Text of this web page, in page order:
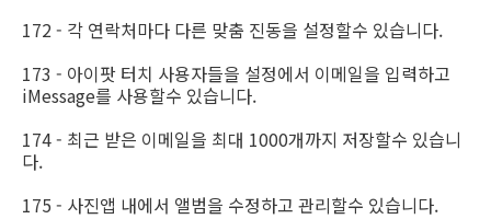
172 - 각 연락처마다 다른 맞춤 진동을 설정할수 있습니다.
173 - 아이팟 터치 사용자들을 설정에서 이메일을 입력하고
iMessage를 사용할수 있습니다.
174 - 최근 받은 이메일을 최대 1000개까지 저장할수 있습니
다.
175 - 사진앱 내에서 앨범을 수정하고 관리할수 있습니다.